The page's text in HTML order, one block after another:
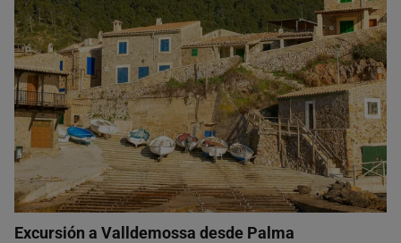
Excursión a Valldemossa desde Palma